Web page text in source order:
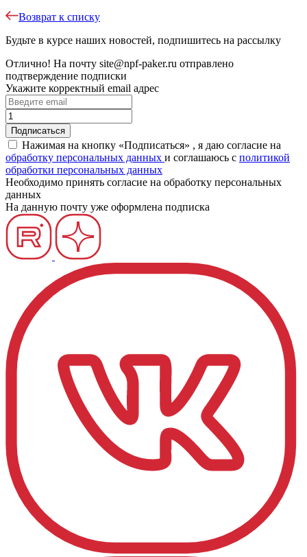
Возврат к списку
Будьте в курсе наших новостей, подпишитесь на рассылку
Отлично! На почту site@npf-paker.ru отправлено
подтверждение подписки
Укажите корректный email адрес
Нажимая на кнопку «Подписаться» , я даю согласие на
обработку персональных данных и соглашаюсь c политикой
обработки персональных данных
Необходимо принять согласие на обработку персональных
данных
На данную почту уже оформлена подписка